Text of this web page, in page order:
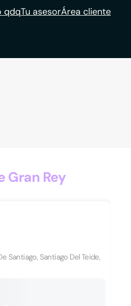
qdqTu asesorÁrea cliente
Gran Rey
Santiago, Santiago Del Teide,